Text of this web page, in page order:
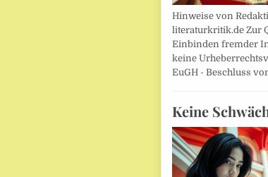
Hinweise von
literaturkritik.de Zur
Einbinden fremder
keine
EuGH - Beschluss
Keine